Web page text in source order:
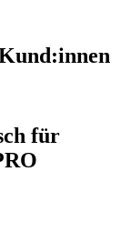
für